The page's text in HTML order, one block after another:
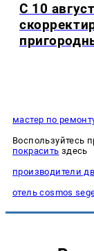
С 10
мастер по
Воспользуйтесь
покрасить здесь
производители
отель cosmos